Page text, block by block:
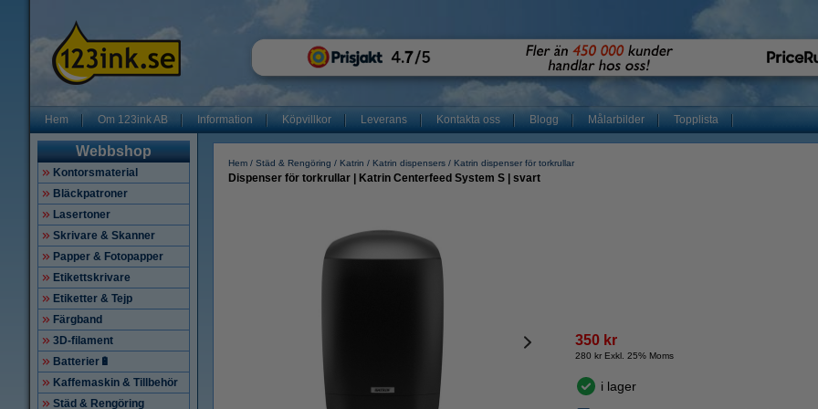
Hem Om 123ink AB Information Köpvillkor Leverans Kontakta oss Blogg Målarbilder Topplista
Webbshop
Kontorsmaterial
Bläckpatroner
Lasertoner
Skrivare & Skanner
Papper & Fotopapper
Etikettskrivare
Etiketter & Tejp
Färgband
3D-filament
Batterier🔋
Kaffemaskin & Tillbehör
Städ & Rengöring
Hem Städ & Rengöring Katrin Katrin dispensers Katrin dispenser för torkrullar
Dispenser för torkrullar | Katrin Centerfeed System S | svart
350 kr
280 kr Exkl. 25% Moms
i lager